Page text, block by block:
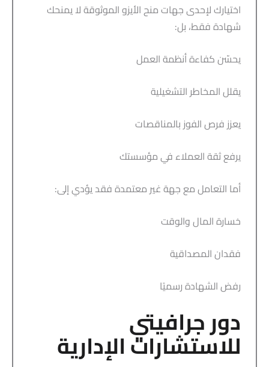
اختيارك لإحدى جهات منح الأيزو الموثوقة لا يمنحك
شهادة فقط، بل:
يحسّن كفاءة أنظمة العمل
يقلل المخاطر التشغيلية
يعزز فرص الفوز بالمناقصات
يرفع ثقة العملاء في مؤسستك
أما التعامل مع جهة غير معتمدة فقد يؤدي إلى:
خسارة المال والوقت
فقدان المصداقية
رفض الشهادة رسميًا
دور جرافيتي
للاستشارات الإدارية